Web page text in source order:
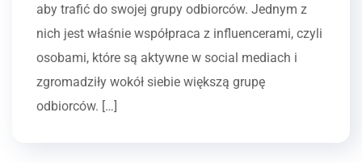
aby trafić do swojej grupy odbiorców. Jednym z
nich jest właśnie współpraca z influencerami, czyli
osobami, które są aktywne w social mediach i
zgromadziły wokół siebie większą grupę
odbiorców. […]